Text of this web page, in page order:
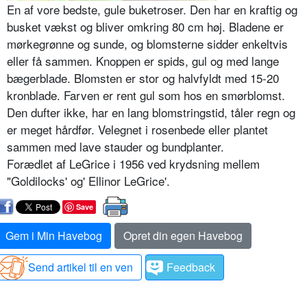
En af vore bedste, gule buketroser. Den har en kraftig og
busket vækst og bliver omkring 80 cm høj. Bladene er
mørkegrønne og sunde, og blomsterne sidder en­keltvis
eller få sammen. Knoppen er spids, gul og med lange
bægerblade. Blomsten er stor og halvfyldt med 15-20
kronblade. Farven er rent gul som hos en smør­blomst.
Den dufter ikke, har en lang blomstringstid, tåler regn og
er meget hårdfør. Velegnet i rosenbede eller plantet
sammen med lave stauder og bundplan­ter.
Forædlet af LeGrice i 1956 ved krydsning mellem
"Goldilocks' og' Ellinor LeGrice'.
Save
Gem i Min Havebog
Opret din egen Havebog
Send artikel til en ven
Feedback